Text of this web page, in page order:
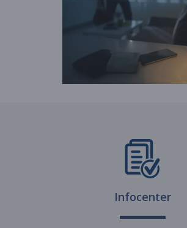
Infocenter